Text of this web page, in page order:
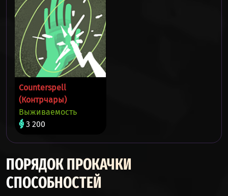
Counterspell
(Контрчары)
Выживаемость
3 200
ПОРЯДОК ПРОКАЧКИ
СПОСОБНОСТЕЙ